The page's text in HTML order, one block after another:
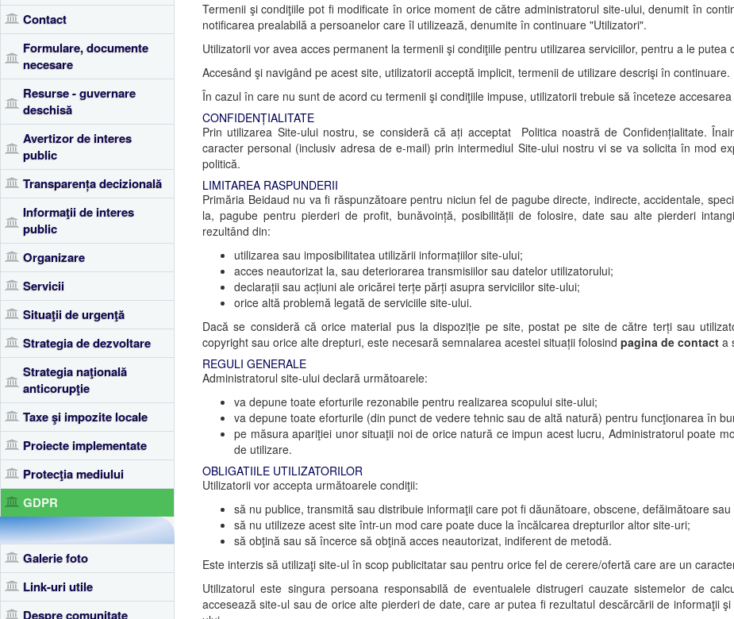
Contact
Formulare, documente
necesare
Resurse - guvernare
deschisă
Avertizor de interes
public
Transparența decizională
Informaţii de interes
public
Organizare
Servicii
Situaţii de urgenţă
Strategia de dezvoltare
Strategia naţională
anticorupţie
Taxe şi impozite locale
Proiecte implementate
Protecţia mediului
GDPR
Galerie foto
Link-uri utile
Despre comunitate
Termenii şi condiţiile pot fi modificate în orice moment de către administratorul site-ului, denumit în
notificarea prealabilă a persoanelor care îl utilizează, denumite în continuare "Utilizatori".
Utilizatorii vor avea acces permanent la termenii şi condiţiile pentru utilizarea serviciilor, pentru a le putea
Accesând şi navigând pe acest site, utilizatorii acceptă implicit, termenii de utilizare descrişi în continuare.
În cazul în care nu sunt de acord cu termenii şi condiţiile impuse, utilizatorii trebuie să înceteze
CONFIDENȚIALITATE
Prin utilizarea Site-ului nostru, se consideră că ați acceptat Politica noastră de Confidențialitate.
caracter personal (inclusiv adresa de e-mail) prin intermediul Site-ului nostru vi se va solicita în mod
politică.
LIMITAREA RASPUNDERII
Primăria Beidaud nu va fi răspunzătoare pentru niciun fel de pagube directe, indirecte, accidentale,
la, pagube pentru pierderi de profit, bunăvoință, posibilității de folosire, date sau alte pierderi
rezultând din:
utilizarea sau imposibilitatea utilizării informațiilor site-ului;
acces neautorizat la, sau deteriorarea transmisiilor sau datelor utilizatorului;
declarații sau acțiuni ale oricărei terțe părți asupra serviciilor site-ului;
orice altă problemă legată de serviciile site-ului.
Dacă se consideră că orice material pus la dispoziție pe site, postat pe site de către terți sau
copyright sau orice alte drepturi, este necesară semnalarea acestei situații folosind pagina de contact a
REGULI GENERALE
Administratorul site-ului declară următoarele:
va depune toate eforturile rezonabile pentru realizarea scopului site-ului;
va depune toate eforturile (din punct de vedere tehnic sau de altă natură) pentru funcţionarea în
pe măsura apariţiei unor situaţii noi de orice natură ce impun acest lucru, Administratorul poate
de utilizare.
OBLIGATIILE UTILIZATORILOR
Utilizatorii vor accepta următoarele condiţii:
să nu publice, transmită sau distribuie informaţii care pot fi dăunătoare, obscene, defăimătoare sau
să nu utilizeze acest site într-un mod care poate duce la încălcarea drepturilor altor site-uri;
să obţină sau să încerce să obţină acces neautorizat, indiferent de metodă.
Este interzis să utilizaţi site-ul în scop publicitatar sau pentru orice fel de cerere/ofertă care are un
Utilizatorul este singura persoana responsabilă de eventualele distrugeri cauzate sistemelor de
accesează site-ul sau de orice alte pierderi de date, care ar putea fi rezultatul descărcării de informaţii